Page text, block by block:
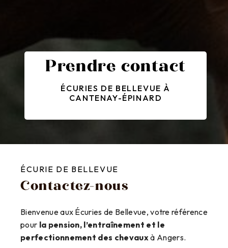
Prendre contact
ÉCURIES DE BELLEVUE À
CANTENAY-ÉPINARD
ÉCURIE DE BELLEVUE
Contactez-nous
Bienvenue aux Écuries de Bellevue, votre référence
pour la pension, l’entraînement et le
perfectionnement des chevaux à Angers.